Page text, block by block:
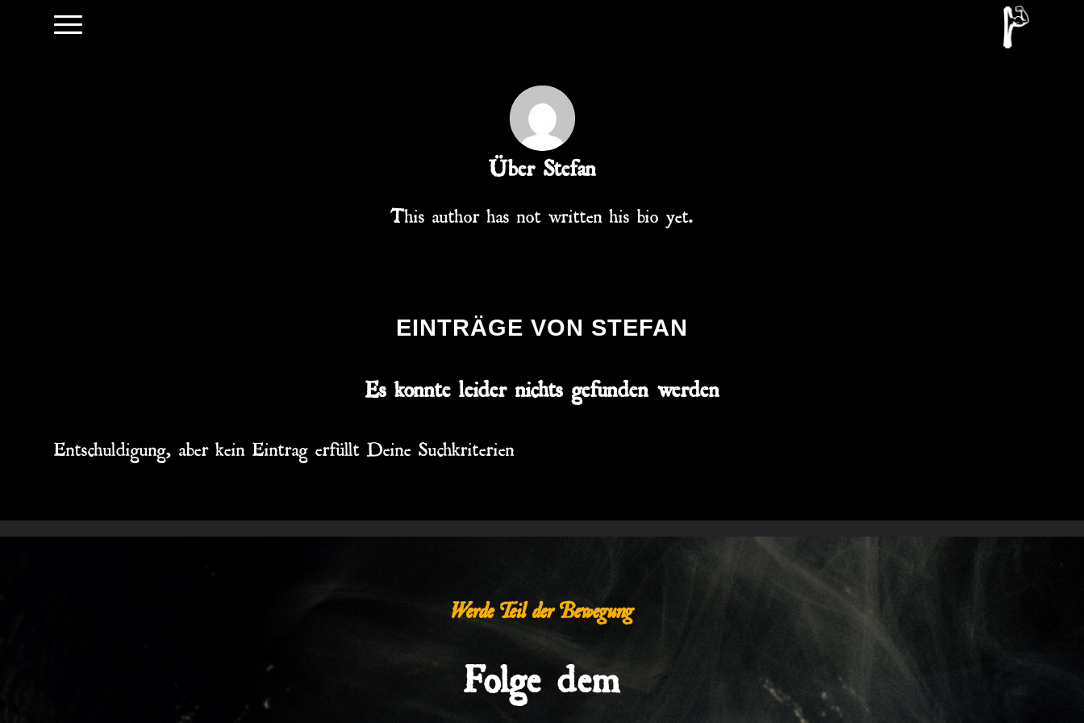
Über Stefan
This author has not written his bio yet.
EINTRÄGE VON STEFAN
Es konnte leider nichts gefunden werden
Entschuldigung, aber kein Eintrag erfüllt Deine Suchkriterien
Werde Teil der Bewegung
Folge dem